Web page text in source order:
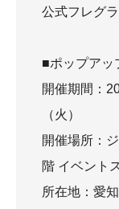
公式フレグ
■ポップアッ
開催期間：
（火）
開催場所：
階 イベント
所在地：愛